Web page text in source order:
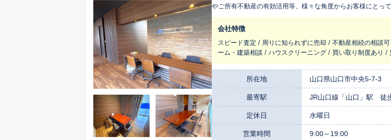
やご所有不動産の有効活用等、様々な角度からお客様にとっ
お問合せ・ご相談下さいませ。
会社特徴
スピード査定 / 周りに知られずに売却 / 不動産相続の相談
ーム・建築相談 / ハウスクリーニング / 買い取り制度あり /
所在地 山口県山口市中央5-7-3
最寄駅 JR山口線「山口」駅 徒
定休日 水曜日
営業時間 9:00～19:00